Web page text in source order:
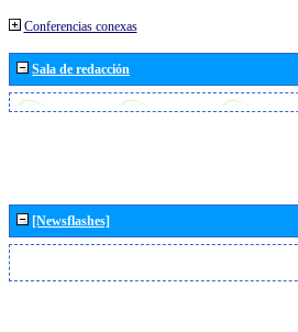
Conferencias conexas
Sala de redacción
[Newsflashes]